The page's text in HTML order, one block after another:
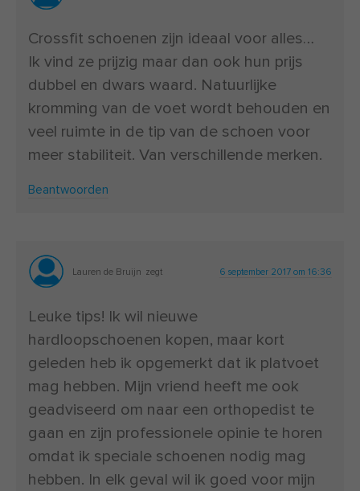
Crossfit schoenen zijn ideaal voor alles…
Ik vind ze prijzig maar dan ook hun prijs
dubbel en dwars waard. Natuurlijke
kromming van de voet wordt behouden en
veel ruimte in de tip van de schoen voor
meer stabiliteit. Van verschillende merken.
Beantwoorden
Lauren de Bruijn zegt 6 september 2017 om 16:36
Leuke tips! Ik wil nieuwe
hardloopschoenen kopen, maar kort
geleden heb ik opgemerkt dat ik platvoet
mag hebben. Mijn vriend heeft me ook
geadviseerd om naar een orthopedist te
gaan en zijn professionele opinie te horen
omdat ik speciale schoenen nodig mag
hebben. In elk geval wil ik goed voor mijn